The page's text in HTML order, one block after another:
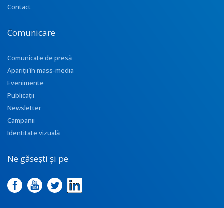
Contact
Comunicare
Comunicate de presă
Apariţii în mass-media
Evenimente
Publicații
Newsletter
Campanii
Identitate vizuală
Ne găsești și pe